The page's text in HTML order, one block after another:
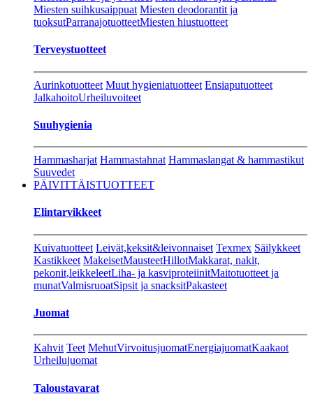
Miesten suihkusaippuat Miesten deodorantit ja
tuoksutParranajotuotteetMiesten hiustuotteet
Terveystuotteet
Aurinkotuotteet Muut hygieniatuotteet Ensiaputuotteet
JalkahoitoUrheiluvoiteet
Suuhygienia
Hammasharjat Hammastahnat Hammaslangat & hammastikut
Suuvedet
PÄIVITTÄISTUOTTEET
Elintarvikkeet
Kuivatuotteet Leivät,keksit&leivonnaiset Texmex Säilykkeet
Kastikkeet MakeisetMausteetHillotMakkarat, nakit,
pekonit,leikkeleetLiha- ja kasviproteiinitMaitotuotteet ja
munatValmisruoatSipsit ja snacksitPakasteet
Juomat
Kahvit Teet MehutVirvoitusjuomatEnergiajuomatKaakaot
Urheilujuomat
Taloustavarat